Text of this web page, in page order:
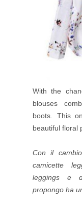
With the
blouses
boots. This
beautiful floral
Con il
camicette
leggings e
propongo ha